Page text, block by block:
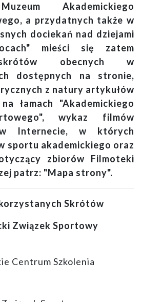
Akademickiego
a przydatnych także w
dociekań nad dziejami
mieści się zatem
obecnych w
dostępnych na stronie,
z natury artykułów
łamach "Akademickiego
wykaz filmów
w Internecie, w których
sportu akademickiego oraz
zbiorów Filmoteki
patrz: "Mapa strony".
Skrótów
Związek Sportowy
Centrum Szkolenia